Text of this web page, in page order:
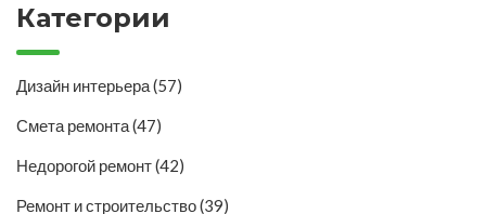
Категории
Дизайн интерьера(57)
Смета ремонта(47)
Недорогой ремонт(42)
Ремонт и строительство(39)